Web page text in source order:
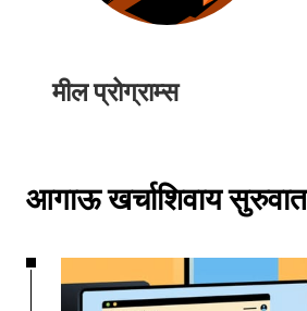
मील प्रोग्राम्स
आगाऊ खर्चाशिवाय